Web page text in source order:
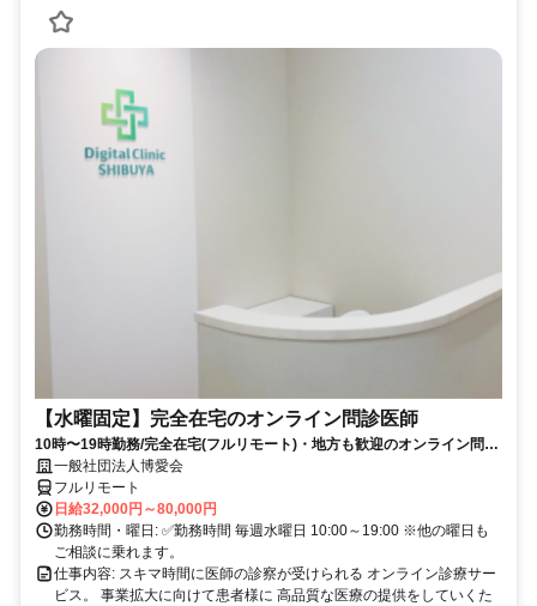
【水曜固定】完全在宅のオンライン問診医師
10時〜19時勤務/完全在宅(フルリモート)・地方も歓迎のオンライン問診
業務一般社団法人博愛会
フルリモート
日給32,000円～80,000円
勤務時間・曜日: ✅勤務時間 毎週水曜日 10:00～19:00 ※他の曜日も
ご相談に乗れます。
仕事内容: スキマ時間に医師の診察が受けられる オンライン診療サー
ビス。 事業拡大に向けて患者様に 高品質な医療の提供をしていくた